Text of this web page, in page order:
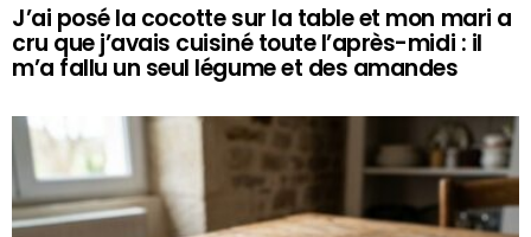
J’ai posé la cocotte sur la table et mon mari a
cru que j’avais cuisiné toute l’après-midi : il
m’a fallu un seul légume et des amandes